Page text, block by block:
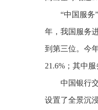
“中国服务
年，我国服务
到第三位。今
21.6%；其中服
中国银行
设置了全景沉